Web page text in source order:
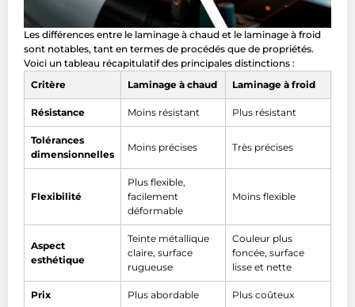
Les différences entre le laminage à chaud et le laminage à froid
sont notables, tant en termes de procédés que de propriétés.
Voici un tableau récapitulatif des principales distinctions :
Critère
Laminage à chaud Laminage à froid
Résistance Moins résistant Plus résistant
Tolérances
dimensionnelles
Moins précises Très précises
Flexibilité
Plus flexible,
facilement
déformable
Moins flexible
Aspect
esthétique
Teinte métallique
claire, surface
rugueuse
Couleur plus
foncée, surface
lisse et nette
Prix Plus abordable Plus coûteux